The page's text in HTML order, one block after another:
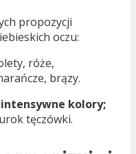
propozycji
oczu:
róże,
brązy.
kolory;
tęczówki.